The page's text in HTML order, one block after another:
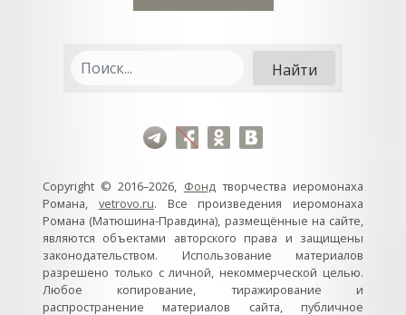
Copyright © 2016–2026, Фондтворчества иеромонаха
Романа, vetrovo.ru. Все произведения иеромонаха
Романа (Матюшина-Правдина), размещённые на сайте,
являются объектами авторского права и защищены
законодательством. Использование материалов
разрешено только с личной, некоммерческой целью.
Любое копирование, тиражирование и
распространение материалов сайта, публичное